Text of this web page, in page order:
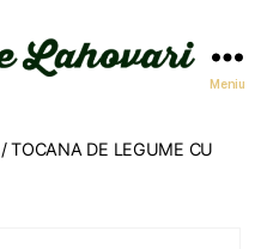
Meniu
/ TOCANA DE LEGUME CU